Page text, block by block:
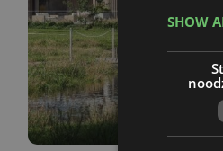
SHOW